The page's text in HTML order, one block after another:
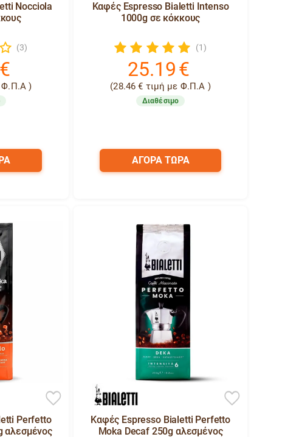
Nocciola
(3)
€
Φ.Π.Α )
Καφές Espresso Bialetti Intenso
1000g σε κόκκους
(1)
25.19€
(28.46 € τιμή με Φ.Π.Α )
Διαθέσιμο
ΑΓΟΡΑ ΤΩΡΑ
Perfetto
αλεσμένος
Καφές Espresso Bialetti Perfetto
Moka Decaf 250g αλεσμένος